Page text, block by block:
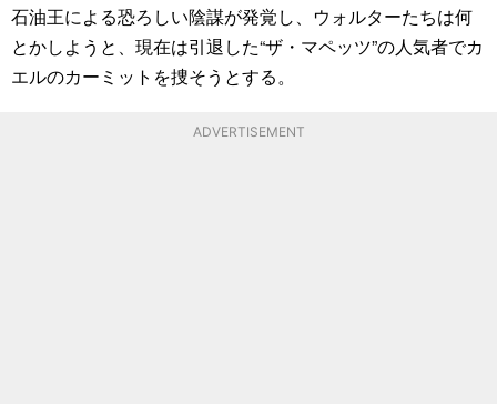
石油王による恐ろしい陰謀が発覚し、ウォルターたちは何
とかしようと、現在は引退した“ザ・マペッツ”の人気者でカ
エルのカーミットを捜そうとする。
ADVERTISEMENT